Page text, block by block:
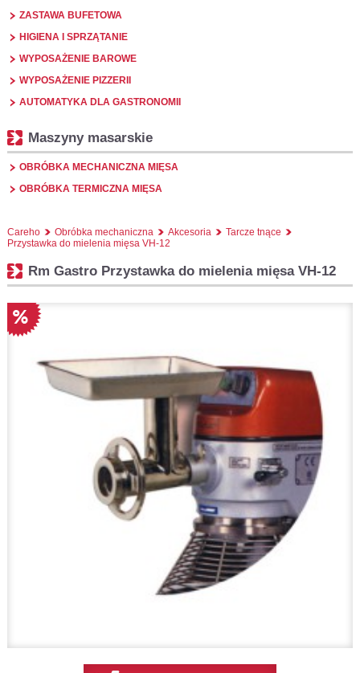
ZASTAWA BUFETOWA
HIGIENA I SPRZĄTANIE
WYPOSAŻENIE BAROWE
WYPOSAŻENIE PIZZERII
AUTOMATYKA DLA GASTRONOMII
Maszyny masarskie
OBRÓBKA MECHANICZNA MIĘSA
OBRÓBKA TERMICZNA MIĘSA
Careho Obróbka mechaniczna Akcesoria
Tarcze tnące
Przystawka do mielenia mięsa VH-12
Rm Gastro Przystawka do mielenia mięsa VH-12